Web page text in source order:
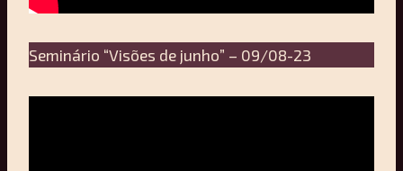
Seminário “Visões de junho” – 09/08-23